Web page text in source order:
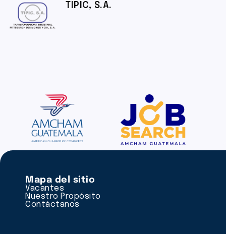
TIPIC, S.A.
Mapa del sitio
Vacantes
Nuestro Propósito
Contáctanos